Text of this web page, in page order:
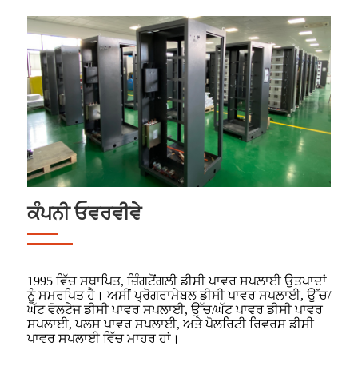
ਕੰਪਨੀ ਓਵਰਵੀਵੇ
1995 ਵਿੱਚ ਸਥਾਪਿਤ, ਜ਼ਿੰਗਟੋਂਗਲੀ ਡੀਸੀ ਪਾਵਰ ਸਪਲਾਈ ਉਤਪਾਦਾਂ
ਨੂੰ ਸਮਰਪਿਤ ਹੈ। ਅਸੀਂ ਪ੍ਰੋਗਰਾਮੇਬਲ ਡੀਸੀ ਪਾਵਰ ਸਪਲਾਈ, ਉੱਚ/
ਘੱਟ ਵੋਲਟੇਜ ਡੀਸੀ ਪਾਵਰ ਸਪਲਾਈ, ਉੱਚ/ਘੱਟ ਪਾਵਰ ਡੀਸੀ ਪਾਵਰ
ਸਪਲਾਈ, ਪਲਸ ਪਾਵਰ ਸਪਲਾਈ, ਅਤੇ ਪੋਲਰਿਟੀ ਰਿਵਰਸ ਡੀਸੀ
ਪਾਵਰ ਸਪਲਾਈ ਵਿੱਚ ਮਾਹਰ ਹਾਂ।